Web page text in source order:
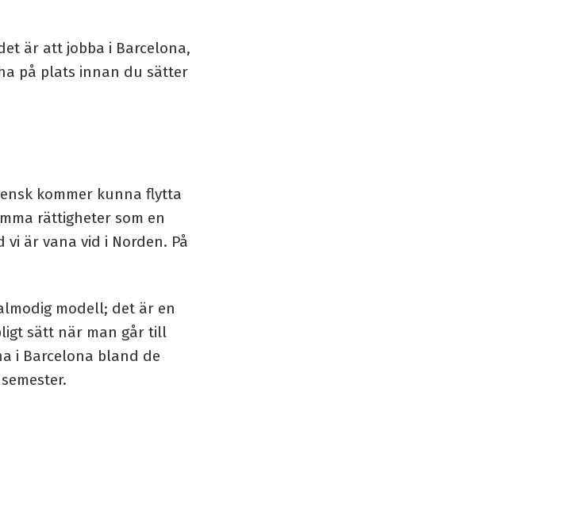
är att jobba i Barcelona,
på plats innan du sätter
kommer kunna flytta
rättigheter som en
är vana vid i Norden. På
modell; det är en
sätt när man går till
i Barcelona bland de